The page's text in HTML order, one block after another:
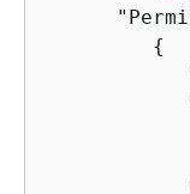
{